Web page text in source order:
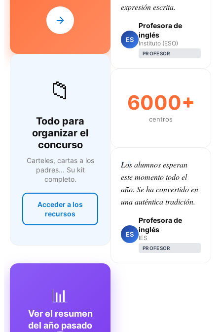
📁
Todo para
organizar el
concurso
Carteles, cartas a los
padres... Su kit
completo.
Acceder a los
recursos
expresión escrita.
ES
Profesora de
inglés
Instituto (ESO)
PROFESOR
6000+
centros
Los alumnos esperan
este momento todo el
año. Se ha convertido en
una auténtica tradición.
ES
Profesora de
inglés
IES
PROFESOR
📊
Ver el resumen
del año pasado